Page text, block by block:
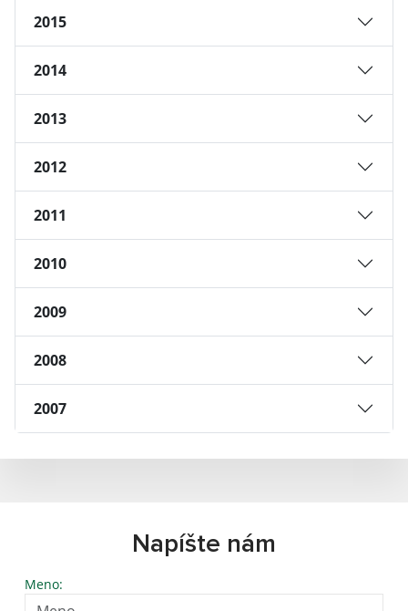
2015
2014
2013
2012
2011
2010
2009
2008
2007
Napíšte nám
Meno: